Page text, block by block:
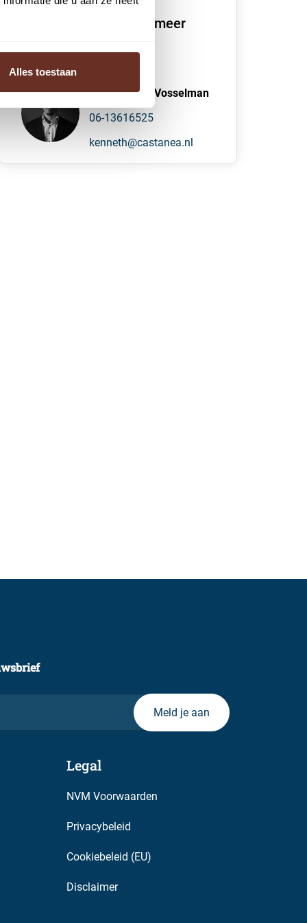
Alles toestaan
We vertellen je graag meer
K. (Kenneth) Vosselman
06-13616525
kenneth@castanea.nl
Legal
NVM Voorwaarden
Privacybeleid
Cookiebeleid (EU)
Disclaimer